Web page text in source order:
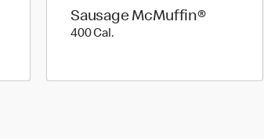
Sausage McMuffin®
400 Cal.400 Cal.